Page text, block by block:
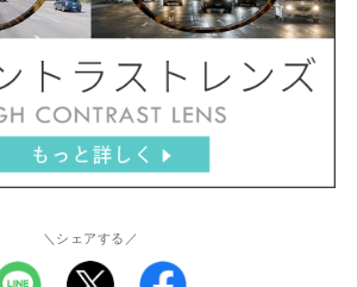
＼シェアする／